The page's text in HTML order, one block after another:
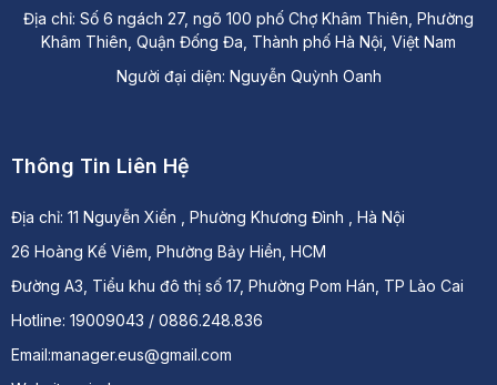
Thông Tin Liên Hệ
Địa chỉ: 11 Nguyễn Xiển , Phường Khương Đình , Hà Nội
26 Hoàng Kế Viêm, Phường Bảy Hiền, HCM
Đường A3, Tiểu khu đô thị số 17, Phường Pom Hán, TP Lào Cai
Hotline: 19009043 / 0886.248.836
Email:manager.eus@gmail.com
Địa chỉ: Số 6 ngách 27, ngõ 100 phố Chợ Khâm Thiên, Phường
Khâm Thiên, Quận Đống Đa, Thành phố Hà Nội, Việt Nam
Người đại diện: Nguyễn Quỳnh Oanh